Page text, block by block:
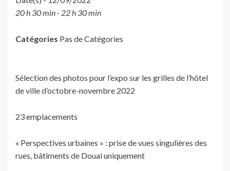
20 h 30 min - 22 h 30 min
Catégories Pas de Catégories
Sélection des photos pour l’expo sur les grilles de l’hôtel
de ville d’octobre-novembre 2022
23 emplacements
« Perspectives urbaines » : prise de vues singulières des
rues, bâtiments de Douai uniquement